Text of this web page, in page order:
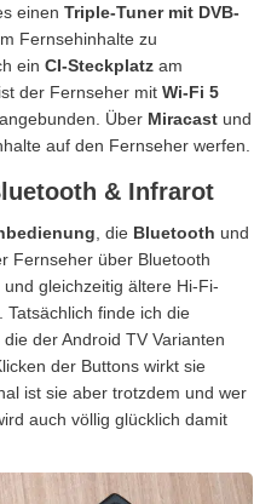
einen Triple-Tuner mit DVB-
Fernsehinhalte zu
ein CI-Steckplatz am
der Fernseher mit Wi-Fi 5
angebunden. Über Miracast und
auf den Fernseher werfen.
& Infrarot
, die Bluetooth und
Fernseher über Bluetooth
gleichzeitig ältere Hi-Fi-
finde ich die
der Android TV Varianten
der Buttons wirkt sie
ist sie aber trotzdem und wer
auch völlig glücklich damit